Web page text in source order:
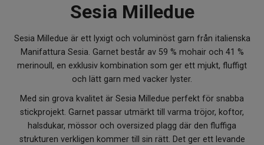
Ullprodukter
Presenter
Kakiskolan
Om Kaki
Sesia Milledue
Sesia Milledue är ett lyxigt och voluminöst garn från italienska
Manifattura Sesia. Garnet består av 59 % mohair och 41 %
merinoull, en exklusiv kombination som ger ett mjukt, fluffigt
och lätt garn med vacker lyster.
Med sin grova kvalitet är Sesia Milledue perfekt för snabba
stickprojekt. Garnet passar utmärkt till varma tröjor, koftor,
halsdukar, mössor och oversized plagg där den fluffiga
strukturen verkligen kommer till sin rätt. Det ger ett levande